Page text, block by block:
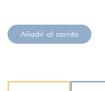
Añadir al carrito